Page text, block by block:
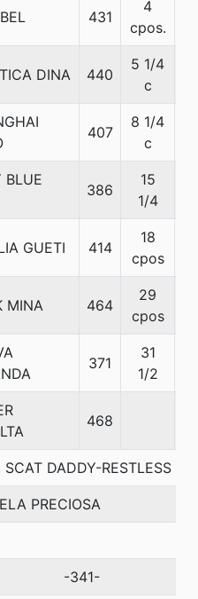
431
4
cpos.
DINA 440
5 1/4
c
407
8 1/4
c
BLUE
386
15
1/4
GUETI 414
18
cpos
MINA 464
29
cpos
371
31
1/2
468
DADDY-RESTLESS
PRECIOSA
-341-